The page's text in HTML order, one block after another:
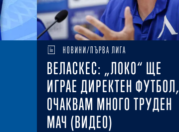
НОВИНИ/ПЪРВА ЛИГА
ВЕЛАСКЕС: „ЛОКО“ ЩЕ
ИГРАЕ ДИРЕКТЕН ФУТБОЛ,
ОЧАКВАМ МНОГО ТРУДЕН
МАЧ (ВИДЕО)